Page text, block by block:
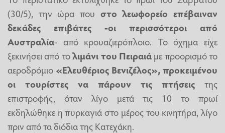
(30/5), την ώρα που στο λεωφορείο επέβαιναν
δεκάδες επιβάτες -οι περισσότεροι από
Αυστραλία- από κρουαζιερόπλοιο. Το όχημα είχε
ξεκινήσει από τολιμάνι του Πειραιάμε προορισμό το
αεροδρόμιο «Ελευθέριος Βενιζέλος», προκειμένου
οι τουρίστες να πάρουν τις πτήσεις της
επιστροφής, όταν λίγο μετά τις 10 το πρωί
εκδηλώθηκε η πυρκαγιά στο μέρος του κινητήρα, λίγο
πριν από τα διόδια της Κατεχάκη.